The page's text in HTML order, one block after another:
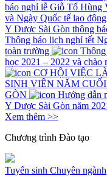
báo nghỉ lễ Giỗ Tổ Hùng
và Ngày Quốc tế lao
Y Dược Sài Gòn thông
Thông báo lịch nghỉ tết
toàn trường
học 2021 – 2022 và chào
CƠ HỘI VIỆC
SINH VIÊN NĂM
GÒN
Hướng dẫn
Y Dược Sài Gòn năm
Xem thêm >>
Chương trình Đào tạo
Tuyển sinh Chuyên ngành